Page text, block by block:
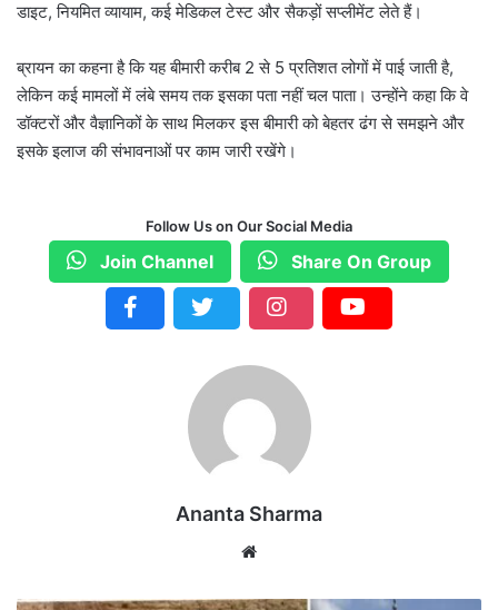
डाइट, नियमित व्यायाम, कई मेडिकल टेस्ट और सैकड़ों सप्लीमेंट लेते हैं।
ब्रायन का कहना है कि यह बीमारी करीब 2 से 5 प्रतिशत लोगों में पाई जाती है,
लेकिन कई मामलों में लंबे समय तक इसका पता नहीं चल पाता। उन्होंने कहा कि वे
डॉक्टरों और वैज्ञानिकों के साथ मिलकर इस बीमारी को बेहतर ढंग से समझने और
इसके इलाज की संभावनाओं पर काम जारी रखेंगे।
Follow Us on Our Social Media
Join Channel Share On Group
Ananta Sharma
te